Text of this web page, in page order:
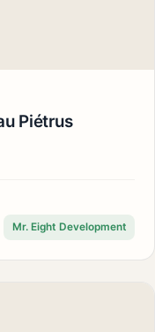
Piétrus
Mr. Eight Development